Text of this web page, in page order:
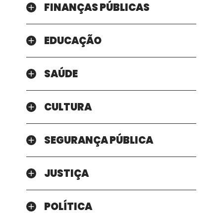
FINANÇAS PÚBLICAS
EDUCAÇÃO
SAÚDE
CULTURA
SEGURANÇA PÚBLICA
JUSTIÇA
POLÍTICA